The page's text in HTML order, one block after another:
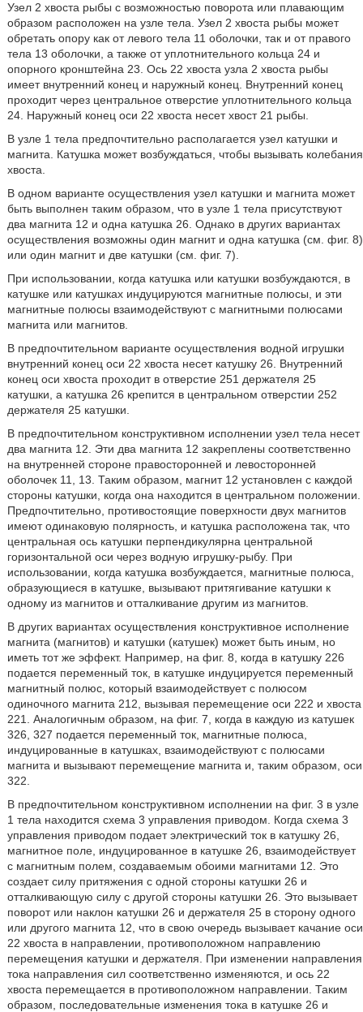
Узел 2 хвоста рыбы с возможностью поворота или плавающим
образом расположен на узле тела. Узел 2 хвоста рыбы может
обретать опору как от левого тела 11 оболочки, так и от правого
тела 13 оболочки, а также от уплотнительного кольца 24 и
опорного кронштейна 23. Ось 22 хвоста узла 2 хвоста рыбы
имеет внутренний конец и наружный конец. Внутренний конец
проходит через центральное отверстие уплотнительного кольца
24. Наружный конец оси 22 хвоста несет хвост 21 рыбы.
В узле 1 тела предпочтительно располагается узел катушки и
магнита. Катушка может возбуждаться, чтобы вызывать колебания
хвоста.
В одном варианте осуществления узел катушки и магнита может
быть выполнен таким образом, что в узле 1 тела присутствуют
два магнита 12 и одна катушка 26. Однако в других вариантах
осуществления возможны один магнит и одна катушка (см. фиг. 8)
или один магнит и две катушки (см. фиг. 7).
При использовании, когда катушка или катушки возбуждаются, в
катушке или катушках индуцируются магнитные полюсы, и эти
магнитные полюсы взаимодействуют с магнитными полюсами
магнита или магнитов.
В предпочтительном варианте осуществления водной игрушки
внутренний конец оси 22 хвоста несет катушку 26. Внутренний
конец оси хвоста проходит в отверстие 251 держателя 25
катушки, а катушка 26 крепится в центральном отверстии 252
держателя 25 катушки.
В предпочтительном конструктивном исполнении узел тела несет
два магнита 12. Эти два магнита 12 закреплены соответственно
на внутренней стороне правосторонней и левосторонней
оболочек 11, 13. Таким образом, магнит 12 установлен с каждой
стороны катушки, когда она находится в центральном положении.
Предпочтительно, противостоящие поверхности двух магнитов
имеют одинаковую полярность, и катушка расположена так, что
центральная ось катушки перпендикулярна центральной
горизонтальной оси через водную игрушку-рыбу. При
использовании, когда катушка возбуждается, магнитные полюса,
образующиеся в катушке, вызывают притягивание катушки к
одному из магнитов и отталкивание другим из магнитов.
В других вариантах осуществления конструктивное исполнение
магнита (магнитов) и катушки (катушек) может быть иным, но
иметь тот же эффект. Например, на фиг. 8, когда в катушку 226
подается переменный ток, в катушке индуцируется переменный
магнитный полюс, который взаимодействует с полюсом
одиночного магнита 212, вызывая перемещение оси 222 и хвоста
221. Аналогичным образом, на фиг. 7, когда в каждую из катушек
326, 327 подается переменный ток, магнитные полюса,
индуцированные в катушках, взаимодействуют с полюсами
магнита и вызывают перемещение магнита и, таким образом, оси
322.
В предпочтительном конструктивном исполнении на фиг. 3 в узле
1 тела находится схема 3 управления приводом. Когда схема 3
управления приводом подает электрический ток в катушку 26,
магнитное поле, индуцированное в катушке 26, взаимодействует
с магнитным полем, создаваемым обоими магнитами 12. Это
создает силу притяжения с одной стороны катушки 26 и
отталкивающую силу с другой стороны катушки 26. Это вызывает
поворот или наклон катушки 26 и держателя 25 в сторону одного
или другого магнита 12, что в свою очередь вызывает качание оси
22 хвоста в направлении, противоположном направлению
перемещения катушки и держателя. При изменении направления
тока направления сил соответственно изменяются, и ось 22
хвоста перемещается в противоположном направлении. Таким
образом, последовательные изменения тока в катушке 26 и